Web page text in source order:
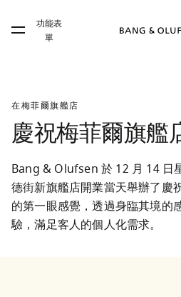
Skip to main footer
功能表
單
在梅菲爾旗艦店
慶祝梅菲爾旗艦
Bang & Olufsen 於 12 月 14 日
德街新旗艦店開業當天舉辦了慶
的第一眼感覺，透過身臨其境的
驗，滿足客人的個人化需求。